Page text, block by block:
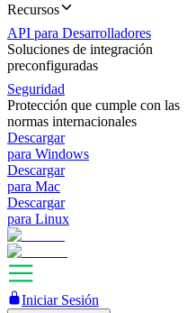
Recursos
API para Desarrolladores
Soluciones de integración
preconfiguradas
Seguridad
Protección que cumple con las
normas internacionales
Descargar
para Windows
Descargar
para Mac
Descargar
para Linux
Iniciar Sesión